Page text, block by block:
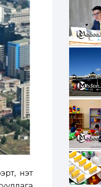
үнэт